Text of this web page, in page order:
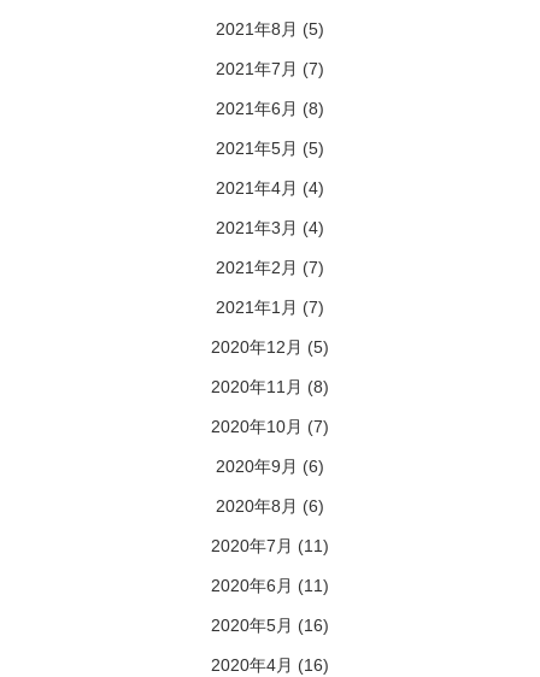
2021年8月 (5)
2021年7月 (7)
2021年6月 (8)
2021年5月 (5)
2021年4月 (4)
2021年3月 (4)
2021年2月 (7)
2021年1月 (7)
2020年12月 (5)
2020年11月 (8)
2020年10月 (7)
2020年9月 (6)
2020年8月 (6)
2020年7月 (11)
2020年6月 (11)
2020年5月 (16)
2020年4月 (16)